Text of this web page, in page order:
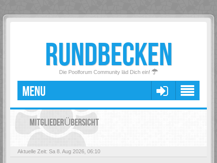
RUNDBECKEN
Die Poolforum Community läd Dich ein!
MENU
MITGLIEDERÜBERSICHT
Aktuelle Zeit: Sa 8. Aug 2026, 06:10